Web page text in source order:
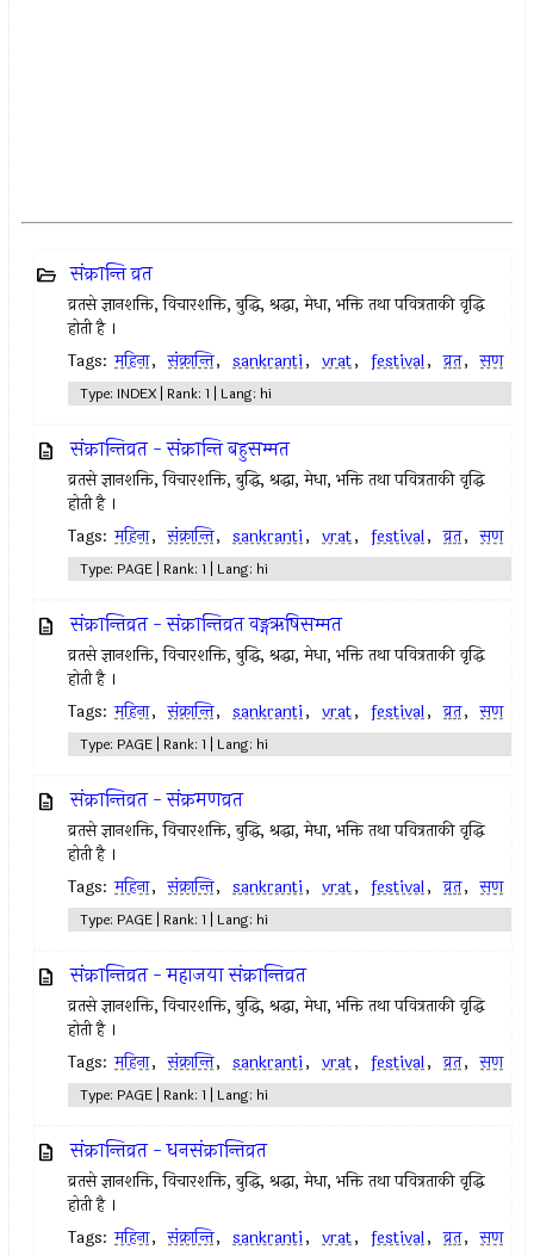
संक्रान्ति व्रत
व्रतसे ज्ञानशक्ति, विचारशक्ति, बुद्धि, श्रद्धा, मेधा, भक्ति तथा पवित्रताकी वृद्धि
होती है ।
Tags: महिना, संक्रान्ति, sankranti, vrat, festival, व्रत, सण
Type: INDEX | Rank: 1 | Lang: hi
संक्रान्तिव्रत - संक्रान्ति बहुसम्मत
व्रतसे ज्ञानशक्ति, विचारशक्ति, बुद्धि, श्रद्धा, मेधा, भक्ति तथा पवित्रताकी वृद्धि
होती है ।
Tags: महिना, संक्रान्ति, sankranti, vrat, festival, व्रत, सण
Type: PAGE | Rank: 1 | Lang: hi
संक्रान्तिव्रत - संक्रान्तिव्रत वङ्गऋषिसम्मत
व्रतसे ज्ञानशक्ति, विचारशक्ति, बुद्धि, श्रद्धा, मेधा, भक्ति तथा पवित्रताकी वृद्धि
होती है ।
Tags: महिना, संक्रान्ति, sankranti, vrat, festival, व्रत, सण
Type: PAGE | Rank: 1 | Lang: hi
संक्रान्तिव्रत - संक्रमणव्रत
व्रतसे ज्ञानशक्ति, विचारशक्ति, बुद्धि, श्रद्धा, मेधा, भक्ति तथा पवित्रताकी वृद्धि
होती है ।
Tags: महिना, संक्रान्ति, sankranti, vrat, festival, व्रत, सण
Type: PAGE | Rank: 1 | Lang: hi
संक्रान्तिव्रत - महाजया संक्रान्तिव्रत
व्रतसे ज्ञानशक्ति, विचारशक्ति, बुद्धि, श्रद्धा, मेधा, भक्ति तथा पवित्रताकी वृद्धि
होती है ।
Tags: महिना, संक्रान्ति, sankranti, vrat, festival, व्रत, सण
Type: PAGE | Rank: 1 | Lang: hi
संक्रान्तिव्रत - धनसंक्रान्तिव्रत
व्रतसे ज्ञानशक्ति, विचारशक्ति, बुद्धि, श्रद्धा, मेधा, भक्ति तथा पवित्रताकी वृद्धि
होती है ।
Tags: महिना, संक्रान्ति, sankranti, vrat, festival, व्रत, सण